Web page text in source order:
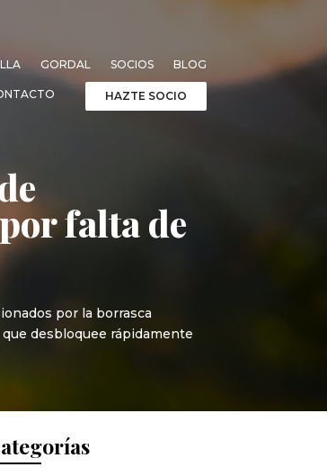
GORDAL SOCIOS BLOG
HAZTE SOCIO
falta de
por la borrasca
desbloquee rápidamente